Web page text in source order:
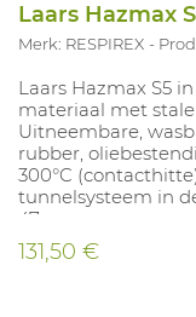
Laars Hazmax
Merk: RESPIREX
Laars Hazmax S5
materiaal met
Uitneembare,
rubber,
300°C
tunnelsysteem in
47.
131,50 €